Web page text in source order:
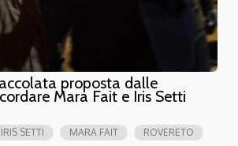
proposta dalle
Mara Fait e Iris Setti
IRIS SETTI MARA FAIT ROVERETO